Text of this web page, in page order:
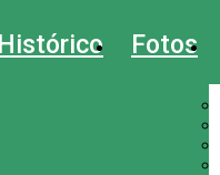
Histórico Fotos